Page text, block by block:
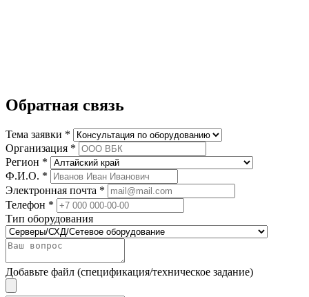
Обратная связь
Тема заявки *
Организация *
Регион *
Ф.И.О. *
Электронная почта *
Телефон *
Тип оборудования
Добавьте файл (спецификация/техническое задание)